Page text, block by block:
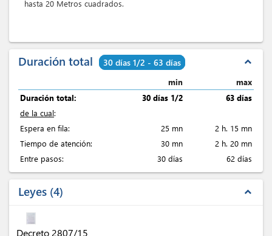
hasta 20 Metros cuadrados.
Duración total 30 días 1/2 - 63 días expand_less
min
max
Duración total:
30 días 1/2
63 días
de la cual:
Espera en fila:
25 mn
2 h. 15 mn
Tiempo de atención:
30 mn
2 h. 20 mn
Entre pasos:
30 días 62 días
Leyes 4 expand_less
Decreto 2807/15